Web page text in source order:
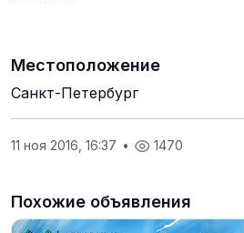
Местоположение
Санкт-Петербург
11 ноя 2016, 16:37 • 1470
Похожие объявления